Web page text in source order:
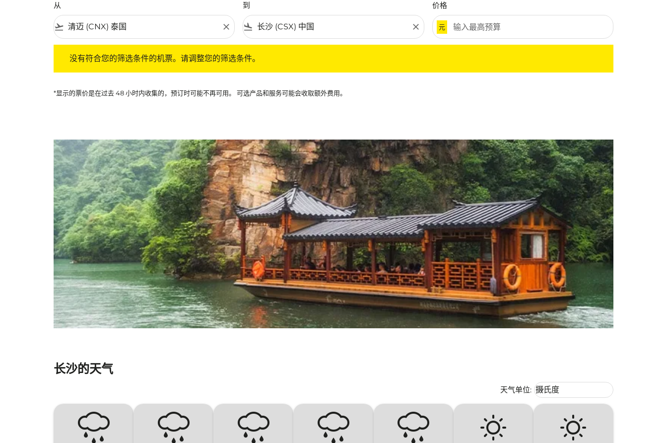
从
flight_takeoff close
到
flight_land close
价格
元
没有符合您的筛选条件的机票。请调整您的筛选条件。
*显示的票价是在过去 48 小时内收集的，预订时可能不再可用。 可选产品和服务可能会收取额外费用。
长沙的天气
天气单位: Weather unit option 摄氏度
摄氏度
keyboard_arrow_down